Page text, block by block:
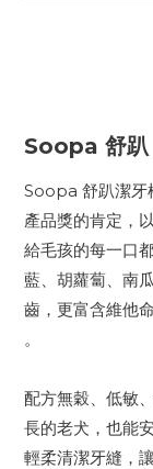
Soopa 舒趴
Soopa 舒趴潔牙
產品獎的肯定，
給毛孩的每一口
藍、胡蘿蔔、南
齒，更富含維他
。
配方無穀、低敏
長的老犬，也能
輕柔清潔牙縫，